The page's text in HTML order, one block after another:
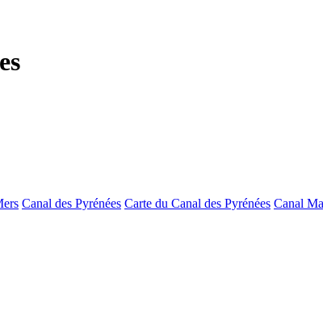
Canal des Pyrénées Carte du Canal des Pyrénées Canal